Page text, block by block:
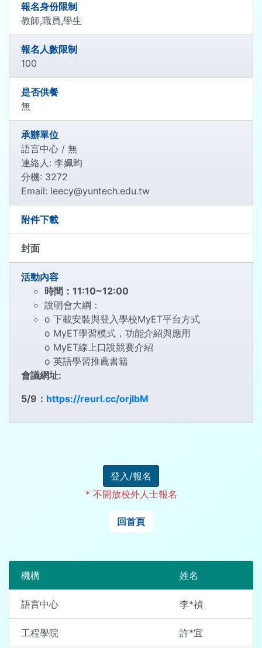
報名身份限制
教師,職員,學生
報名人數限制
100
是否供餐
無
承辦單位
語言中心 / 無
連絡人: 李姵昀
分機: 3272
Email: leecy@yuntech.edu.tw
附件下載
封面
活動內容
時間：11:10~12:00
說明會大綱：
o 下載安裝與登入學校MyET平台方式
o MyET學習模式，功能介紹與應用
o MyET線上口說競賽介紹
o 英語學習推薦書籍
會議網址:
5/9： https://reurl.cc/orjlbM
登入/報名
* 不開放校外人士報名
回首頁
機構 姓名
語言中心 李*禎
工程學院 許*宜